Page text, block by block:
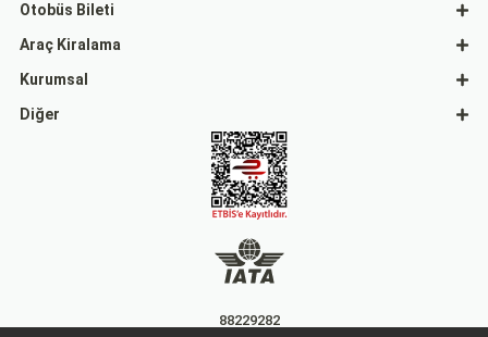
Otobüs Bileti
Araç Kiralama
Kurumsal
Diğer
88229282